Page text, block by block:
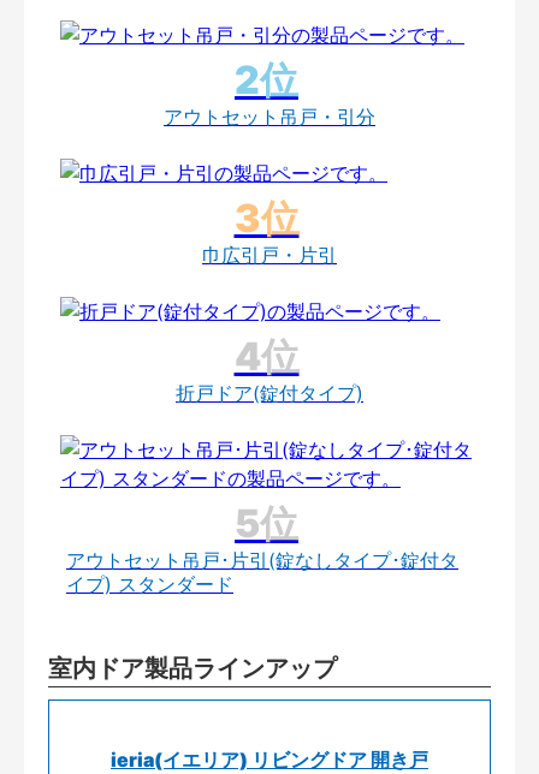
アウトセット吊戸・引分
巾広引戸・片引
折戸ドア(錠付タイプ)
アウトセット吊戸･片引(錠なしタイプ･錠付タ
イプ) スタンダード
室内ドア製品ラインアップ
ieria(イエリア) リビングドア 開き戸